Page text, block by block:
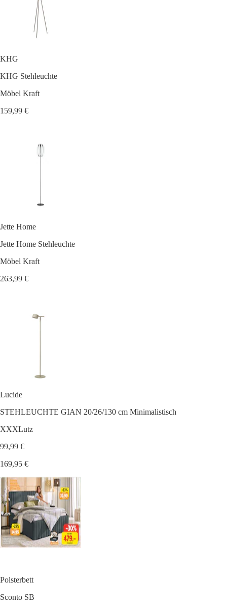
KHG
KHG Stehleuchte
Möbel Kraft
159,99 €
Jette Home
Jette Home Stehleuchte
Möbel Kraft
263,99 €
Lucide
STEHLEUCHTE GIAN 20/26/130 cm Minimalistisch
XXXLutz
99,99 €
169,95 €
Polsterbett
Sconto SB